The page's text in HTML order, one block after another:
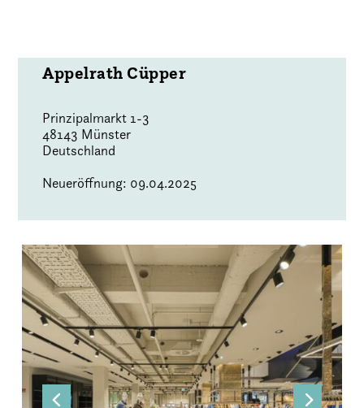
Appelrath Cüpper
Prinzipalmarkt 1-3
48143 Münster
Deutschland
Neueröffnung: 09.04.2025